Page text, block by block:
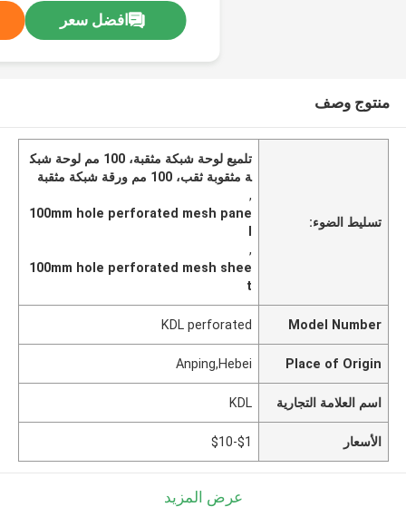
افضل سعر
منتوج وصف
تسليط الضوء:
تلميع لوحة شبكة مثقبة، 100 مم لوحة شبك
ة مثقوبة ثقب، 100 مم ورقة شبكة مثقبة
,
100mm hole perforated mesh pane
l
,
100mm hole perforated mesh shee
t
Model Number
KDL perforated
Place of Origin
Anping,Hebei
اسم العلامة التجارية KDL
الأسعار $1-$10
عرض المزيد